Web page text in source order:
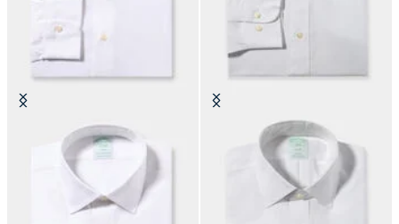
Camicia Slim Fit Non-Iron in
Cotone con Collo Ainsley
Camicia Slim Fit Non-Iron Oxford
con Collo Ainsley